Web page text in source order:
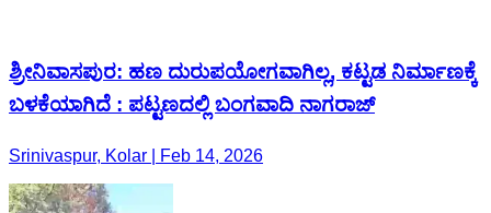
ಶ್ರೀನಿವಾಸಪುರ: ಹಣ ದುರುಪಯೋಗವಾಗಿಲ್ಲ, ಕಟ್ಟಡ ನಿರ್ಮಾಣಕ್ಕೆ
ಬಳಕೆಯಾಗಿದೆ : ಪಟ್ಟಣದಲ್ಲಿ ಬಂಗವಾದಿ ನಾಗರಾಜ್
Srinivaspur, Kolar | Feb 14, 2026